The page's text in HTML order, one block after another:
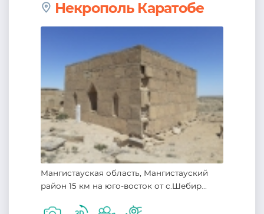
Некрополь Каратобе
Мангистауская область, Мангистауский
район 15 км на юго-восток от с.Шебир...